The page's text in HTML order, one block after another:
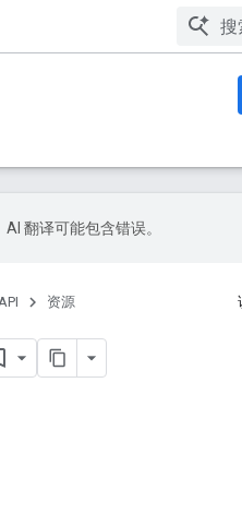
翻译可能包含错误。
资源